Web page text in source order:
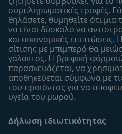
Δείγματα
συμπληρωματικές τροφές.
θηλάσετε, θυμηθείτε ότι
να είναι δύσκολο να
και οικονομικές επιπτώσεις.
σίτισης με μπιμπερό θα
γάλακτος. Η βρεφική
παρασκευάζεται, να
αποθηκεύεται σύμφωνα με
του προϊόντος για να
υγεία του μωρού.
Δήλωση ιδιωτικότητας